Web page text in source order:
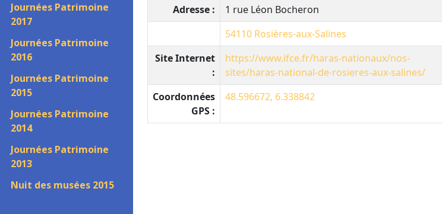
Journées Patrimoine
2017
Journées Patrimoine
2016
Journées Patrimoine
2015
Journées Patrimoine
2014
Journées Patrimoine
2013
Nuit des musées 2015
Adresse :
1 rue Léon Bocheron
54110 Rosières-aux-Salines
Site Internet
:
https://www.ifce.fr/haras-nationaux/nos-
sites/haras-national-de-rosieres-aux-salines/
Coordonnées
GPS :
48.596672, 6.338842